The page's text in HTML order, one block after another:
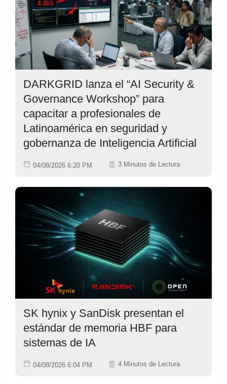
DARKGRID lanza el “AI Security &
Governance Workshop” para
capacitar a profesionales de
Latinoamérica en seguridad y
gobernanza de Inteligencia Artificial
04/08/2026 6:20 PM 3 Minutos de Lectura
SK hynix y SanDisk presentan el
estándar de memoria HBF para
sistemas de IA
04/08/2026 6:04 PM 4 Minutos de Lectura